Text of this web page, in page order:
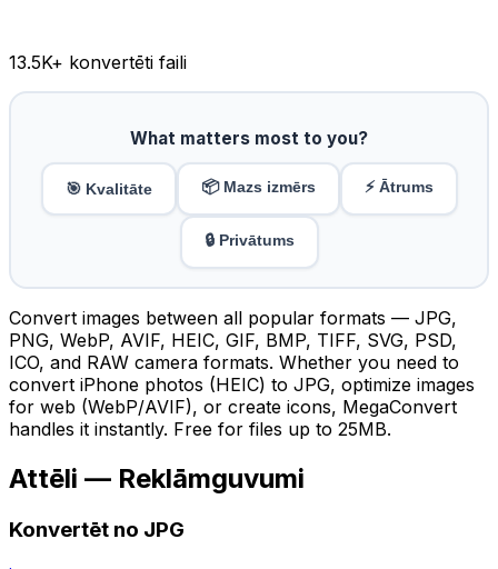
13.5K+ konvertēti faili
What matters most to you?
🎯 Kvalitāte 📦 Mazs izmērs ⚡ Ātrums
🔒 Privātums
Convert images between all popular formats — JPG,
PNG, WebP, AVIF, HEIC, GIF, BMP, TIFF, SVG, PSD,
ICO, and RAW camera formats. Whether you need to
convert iPhone photos (HEIC) to JPG, optimize images
for web (WebP/AVIF), or create icons, MegaConvert
handles it instantly. Free for files up to 25MB.
Attēli — Reklāmguvumi
Konvertēt no JPG